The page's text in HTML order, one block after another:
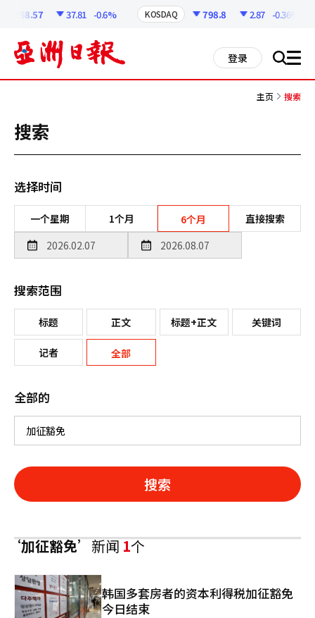
6258.57 37.81 -0.6% KOSDAQ 798.8 2.87 -0.36%
登录 搜 all
主页 搜索
搜索
选择时间
一个星期 1个月 6个月 直接搜索
搜索范围
标题 正文 标题+正文 关键词
记者 全部
全部的
搜索
‘加征豁免’新闻1个
韩国多套房者的资本利得税加征豁免
今日结束